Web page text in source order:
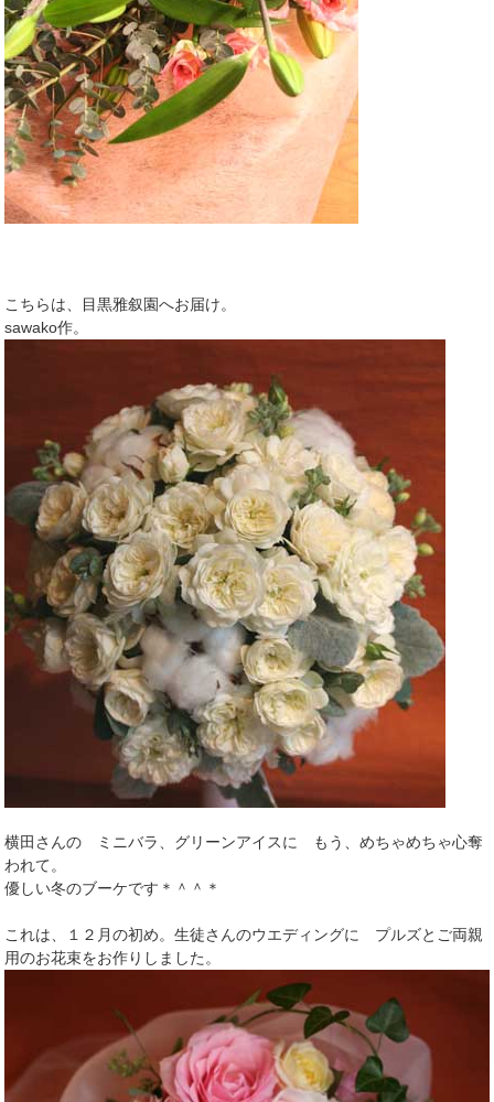
こちらは、目黒雅叙園へお届け。
sawako作。
横田さんの ミニバラ、グリーンアイスに もう、めちゃめちゃ心奪
われて。
優しい冬のブーケです＊＾＾＊
これは、１２月の初め。生徒さんのウエディングに プルズとご両親
用のお花束をお作りしました。